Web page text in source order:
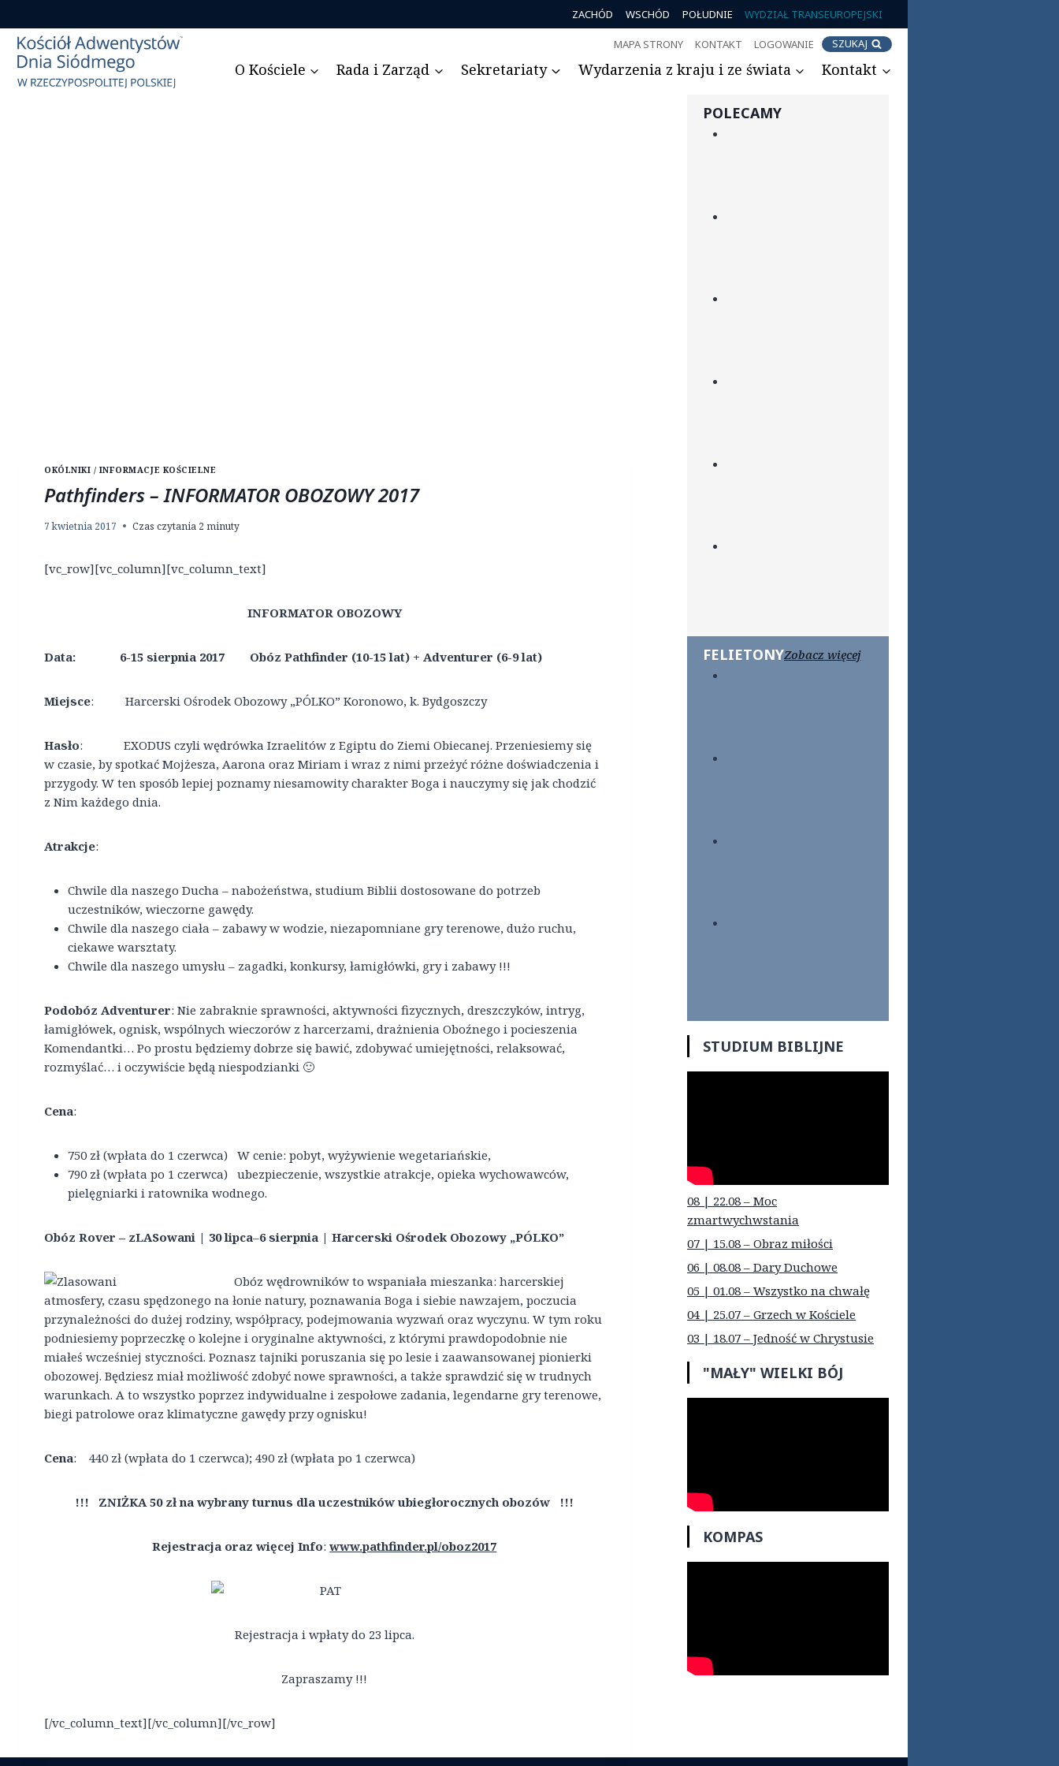
do
treści
ZACHÓD WSCHÓD POŁUDNIE WYDZIAŁ TRANSEUROPEJSKI
MAPA STRONY KONTAKT LOGOWANIE SZUKAJ
O Kościele Rada i Zarząd Sekretariaty Wydarzenia z kraju i ze świata Kontakt
OKÓLNIKI / INFORMACJE KOŚCIELNE
Pathfinders – INFORMATOR OBOZOWY 2017
7 kwietnia 2017 Czas czytania 2 minuty
[vc_row][vc_column][vc_column_text]
INFORMATOR OBOZOWY
Data: 6-15 sierpnia 2017 Obóz Pathfinder (10-15 lat) + Adventurer (6-9 lat)
Miejsce: Harcerski Ośrodek Obozowy „PÓLKO” Koronowo, k. Bydgoszczy
Hasło: EXODUS czyli wędrówka Izraelitów z Egiptu do Ziemi Obiecanej. Przeniesiemy się
w czasie, by spotkać Mojżesza, Aarona oraz Miriam i wraz z nimi przeżyć różne doświadczenia i
przygody. W ten sposób lepiej poznamy niesamowity charakter Boga i nauczymy się jak chodzić
z Nim każdego dnia.
Atrakcje:
Chwile dla naszego Ducha – nabożeństwa, studium Biblii dostosowane do potrzeb
uczestników, wieczorne gawędy.
Chwile dla naszego ciała – zabawy w wodzie, niezapomniane gry terenowe, dużo ruchu,
ciekawe warsztaty.
Chwile dla naszego umysłu – zagadki, konkursy, łamigłówki, gry i zabawy !!!
Podobóz Adventurer: Nie zabraknie sprawności, aktywności fizycznych, dreszczyków, intryg,
łamigłówek, ognisk, wspólnych wieczorów z harcerzami, drażnienia Oboźnego i pocieszenia
Komendantki… Po prostu będziemy dobrze się bawić, zdobywać umiejętności, relaksować,
rozmyślać… i oczywiście będą niespodzianki 🙂
Cena:
750 zł (wpłata do 1 czerwca) W cenie: pobyt, wyżywienie wegetariańskie,
790 zł (wpłata po 1 czerwca) ubezpieczenie, wszystkie atrakcje, opieka wychowawców,
pielęgniarki i ratownika wodnego.
Obóz Rover – zLASowani | 30 lipca–6 sierpnia | Harcerski Ośrodek Obozowy „PÓLKO”
Obóz wędrowników to wspaniała mieszanka: harcerskiej
atmosfery, czasu spędzonego na łonie natury, poznawania Boga i siebie nawzajem, poczucia
przynależności do dużej rodziny, współpracy, podejmowania wyzwań oraz wyczynu. W tym roku
podniesiemy poprzeczkę o kolejne i oryginalne aktywności, z którymi prawdopodobnie nie
miałeś wcześniej styczności. Poznasz tajniki poruszania się po lesie i zaawansowanej pionierki
obozowej. Będziesz miał możliwość zdobyć nowe sprawności, a także sprawdzić się w trudnych
warunkach. A to wszystko poprzez indywidualne i zespołowe zadania, legendarne gry terenowe,
biegi patrolowe oraz klimatyczne gawędy przy ognisku!
Cena: 440 zł (wpłata do 1 czerwca); 490 zł (wpłata po 1 czerwca)
!!! ZNIŻKA 50 zł na wybrany turnus dla uczestników ubiegłorocznych obozów !!!
Rejestracja oraz więcej Info:www.pathfinder.pl/oboz2017
Rejestracja i wpłaty do 23 lipca.
Zapraszamy !!!
[/vc_column_text][/vc_column][/vc_row]
POLECAMY
FELIETONYZobacz więcej
STUDIUM BIBLIJNE
08 | 22.08 – Moc
zmartwychwstania
07 | 15.08 – Obraz miłości
06 | 08.08 – Dary Duchowe
05 | 01.08 – Wszystko na chwałę
04 | 25.07 – Grzech w Kościele
03 | 18.07 – Jedność w Chrystusie
"MAŁY" WIELKI BÓJ
KOMPAS